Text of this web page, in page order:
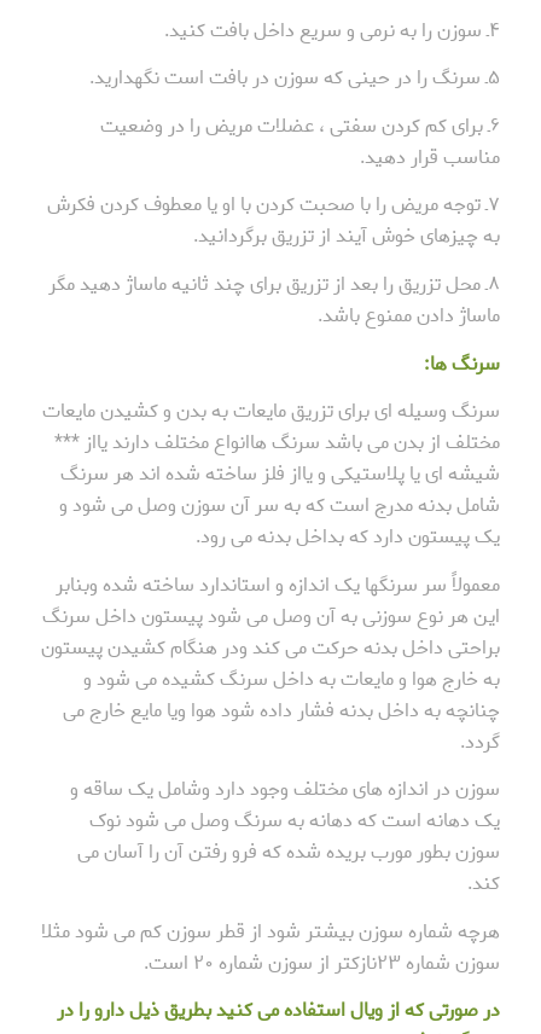
۴ـ سوزن را به نرمی و سریع داخل بافت کنید.
۵ـ سرنگ را در حینی که سوزن در بافت است نگهدارید.
۶ـ برای کم کردن سفتی ، عضلات مریض را در وضعیت
مناسب قرار دهید.
۷ـ توجه مریض را با صحبت کردن با او یا معطوف کردن فکرش
به چیزهای خوش آیند از تزریق برگردانید.
۸ـ محل تزریق را بعد از تزریق برای چند ثانیه ماساژ دهید مگر
ماساژ دادن ممنوع باشد.
سرنگ ها:
سرنگ وسیله ای برای تزریق مایعات به بدن و کشیدن مایعات
مختلف از بدن می باشد سرنگ هاانواع مختلف دارند یااز ***
شیشه ای یا پلاستیکی و یااز فلز ساخته شده اند هر سرنگ
شامل بدنه مدرج است که به سر آن سوزن وصل می شود و
یک پیستون دارد که بداخل بدنه می رود.
معمولاً سر سرنگها یک اندازه و استاندارد ساخته شده وبنابر
این هر نوع سوزنی به آن وصل می شود پیستون داخل سرنگ
براحتی داخل بدنه حرکت می کند ودر هنگام کشیدن پیستون
به خارج هوا و مایعات به داخل سرنگ کشیده می شود و
چنانچه به داخل بدنه فشار داده شود هوا ویا مایع خارج می
گردد.
سوزن در اندازه های مختلف وجود دارد وشامل یک ساقه و
یک دهانه است که دهانه به سرنگ وصل می شود نوک
سوزن بطور مورب بریده شده که فرو رفتن آن را آسان می
کند.
هرچه شماره سوزن بیشتر شود از قطر سوزن کم می شود مثلا
سوزن شماره ۲۳نازکتر از سوزن شماره ۲۰ است.
در صورتی که از ویال استفاده می کنید بطریق ذیل دارو را در